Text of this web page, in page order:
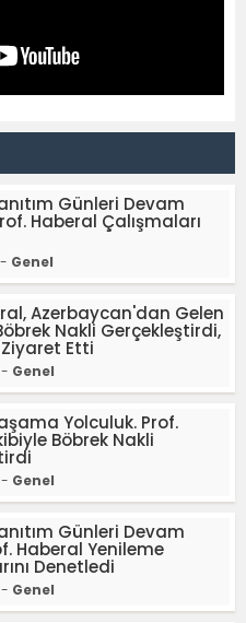
Günleri Devam
Haberal Çalışmaları
Genel
Azerbaycan'dan Gelen
Nakli Gerçekleştirdi,
Etti
Genel
Yolculuk. Prof.
Böbrek Nakli
Genel
Günleri Devam
Haberal Yenileme
Denetledi
Genel